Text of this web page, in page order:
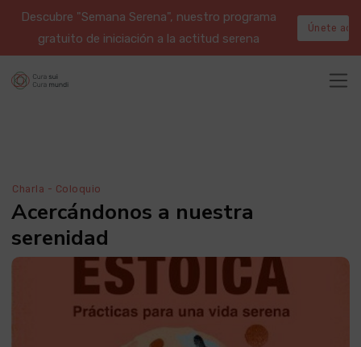
Descubre "Semana Serena", nuestro programa
gratuito de iniciación a la actitud serena
Únete aquí
Charla - Coloquio
Acercándonos a nuestra
serenidad